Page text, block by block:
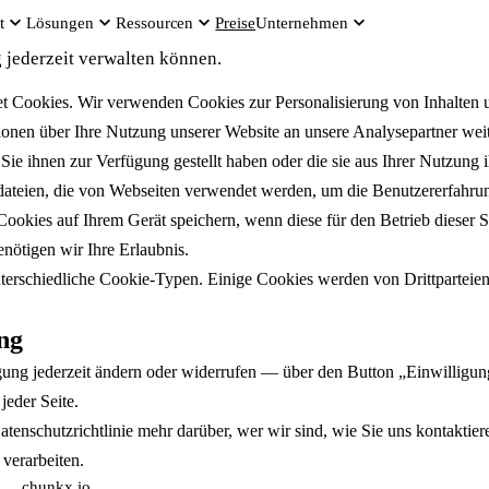
Lösungen Ressourcen PreiseUnternehmen
verwalten können.
Cookies. Wir verwenden Cookies zur Personalisierung von Inhalten
über Ihre Nutzung unserer Website an unsere Analysepartner
ihnen zur Verfügung gestellt haben oder die sie aus Ihrer Nutzung
die von Webseiten verwendet werden, um die
auf Ihrem Gerät speichern, wenn diese für den Betrieb dieser
wir Ihre Erlaubnis.
Cookie-Typen. Einige Cookies werden von
jederzeit ändern oder widerrufen — über den Button
Seite.
mehr darüber, wer wir sind, wie Sie uns